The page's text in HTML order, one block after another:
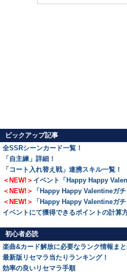
ピックアップ記事
全SSRシーンカード一覧！
「自主練」詳細！
「コート入れ替え戦」連携スキル一覧！
＜NEW!＞ イベント「Happy Happy
＜NEW!＞
「Happy Happy Valentineガ
＜NEW!＞
「Happy Happy Valentineガ
イベントにて獲得できるポイントの計算
初心者必読
楽曲&カード解放に必要なランク情報まと
最新版リセマラ当たりランキング！
効率の良いリセマラ手順